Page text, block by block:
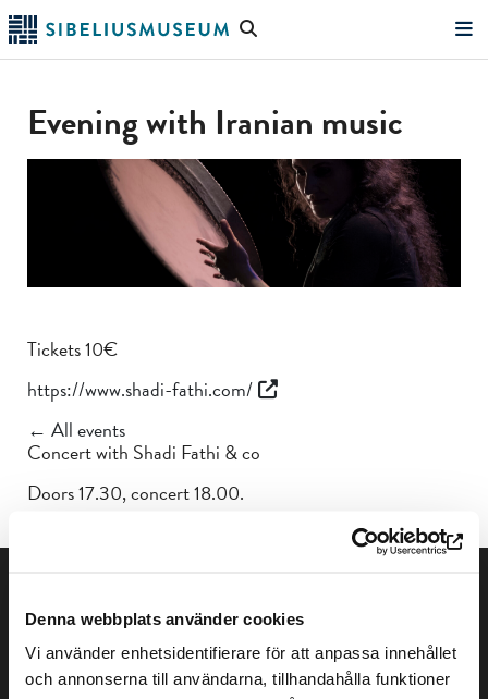
Denna webbplats använder cookies
Vi använder enhetsidentifierare för att anpassa innehållet
och annonserna till användarna, tillhandahålla funktioner
Skip
to
main
Search
Evening with Iranian music
Tickets 10€
https://www.shadi-fathi.com/
← All events
Concert with Shadi Fathi & co
Doors 17.30, concert 18.00.